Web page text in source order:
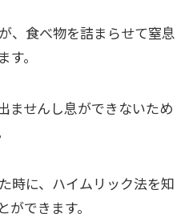
、食べ物を詰まらせて窒息
。
ませんし息ができないため
時に、ハイムリック法を知
できます。